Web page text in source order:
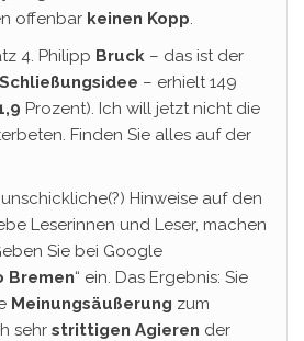
offenbar keinen Kopp.
4. Philipp Bruck – das ist der
– erhielt 149
Prozent). Ich will jetzt nicht die
Finden Sie alles auf der
Hinweise auf den
Leserinnen und Leser, machen
Sie bei Google
Bremen“ ein. Das Ergebnis: Sie
Meinungsäußerung zum
sehr strittigen Agieren der